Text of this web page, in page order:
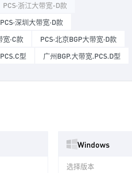
襄阳电信·云服务器
宁波电信·云服务器
PCS·浙江大带宽-D款
PCS·深圳大带宽·D款
宽·C款
PCS·北京BGP大带宽·D款
型 广州BGP.大带宽.PCS.D型
Windows
选择版本